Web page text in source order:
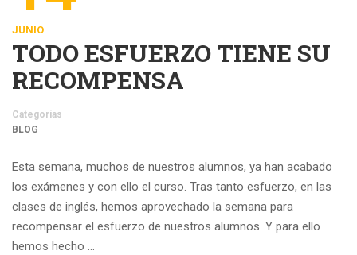
JUNIO
TODO ESFUERZO TIENE SU
RECOMPENSA
Categorías
BLOG
Esta semana, muchos de nuestros alumnos, ya han acabado
los exámenes y con ello el curso. Tras tanto esfuerzo, en las
clases de inglés, hemos aprovechado la semana para
recompensar el esfuerzo de nuestros alumnos. Y para ello
hemos hecho …